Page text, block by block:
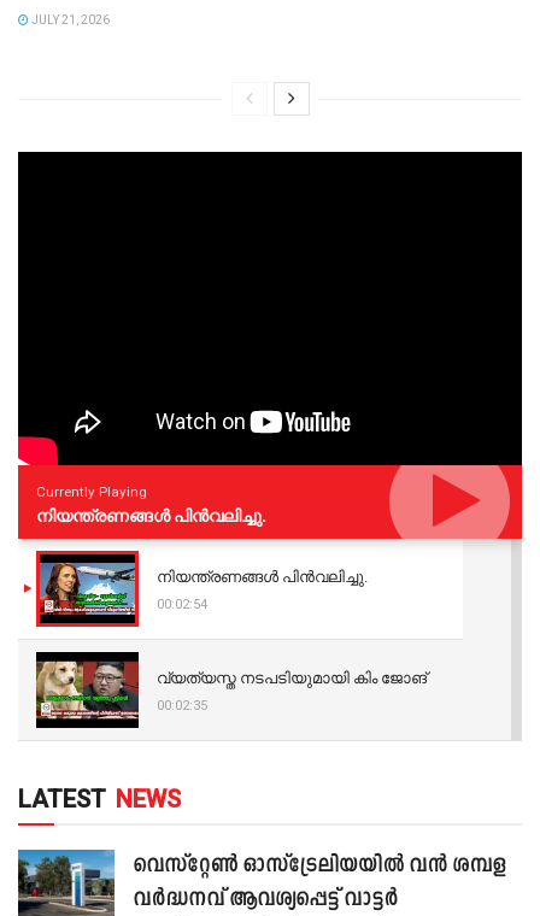
JULY 21, 2026
Currently Playing
നിയന്ത്രണങ്ങള്‍ പിന്‍വലിച്ചു.
നിയന്ത്രണങ്ങള്‍ പിന്‍വലിച്ചു.
00:02:54
വ്യത്യസ്ത നടപടിയുമായി കിം ജോങ്
00:02:35
LATEST NEWS
വെസ്റ്റേൺ ഓസ്‌ട്രേലിയയിൽ വൻ ശമ്പള
വർദ്ധനവ് ആവശ്യപ്പെട്ട് വാട്ടർ